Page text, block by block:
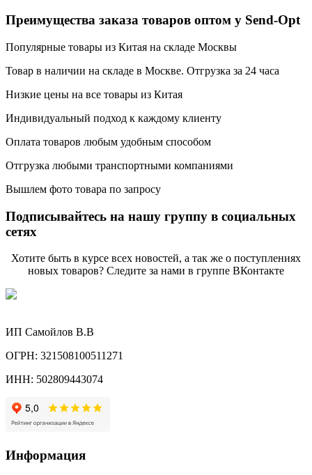
Преимущества заказа товаров оптом у Send-Opt
Популярные товары из Китая на складе Москвы
Товар в наличии на складе в Москве. Отгрузка за 24 часа
Низкие цены на все товары из Китая
Индивидуальный подход к каждому клиенту
Оплата товаров любым удобным способом
Отгрузка любыми транспортными компаниями
Вышлем фото товара по запросу
Подписывайтесь на нашу группу в социальных
сетях
Хотите быть в курсе всех новостей, а так же о поступлениях
новых товаров? Следите за нами в группе ВКонтакте
ИП Самойлов В.В
ОГРН: 321508100511271
ИНН: 502809443074
Информация